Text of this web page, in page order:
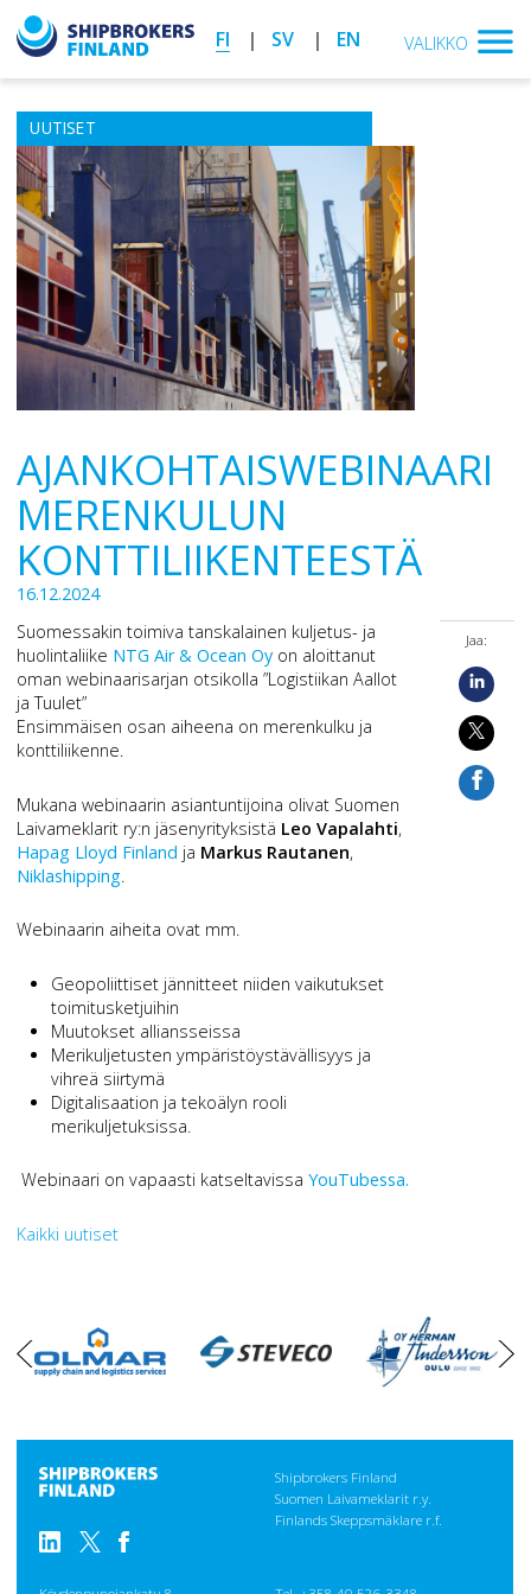
FI SV EN VALIKKO
UUTISET
AJANKOHTAISWEBINAARI
MERENKULUN
KONTTILIIKENTEESTÄ
16.12.2024
Suomessakin toimiva tanskalainen kuljetus- ja
huolintaliike NTG Air & Ocean Oy on aloittanut
oman webinaarisarjan otsikolla ”Logistiikan Aallot
ja Tuulet”
Ensimmäisen osan aiheena on merenkulku ja
konttiliikenne.
Mukana webinaarin asiantuntijoina olivat Suomen
Laivameklarit ry:n jäsenyrityksistä Leo Vapalahti,
Hapag Lloyd Finland ja Markus Rautanen,
Niklashipping.
Webinaarin aiheita ovat mm.
Geopoliittiset jännitteet niiden vaikutukset
toimitusketjuihin
Muutokset alliansseissa
Merikuljetusten ympäristöystävällisyys ja
vihreä siirtymä
Digitalisaation ja tekoälyn rooli
merikuljetuksissa.
Webinaari on vapaasti katseltavissa YouTubessa.
Kaikki uutiset
Jaa:
vasen
oikea
Shipbrokers Finland
Suomen Laivameklarit r.y.
Finlands Skeppsmäklare r.f.